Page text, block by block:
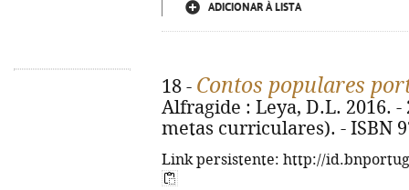
ADICIONAR À LISTA
18 - Contos populares
Alfragide : Leya, D.L. 2016.
metas curriculares). - ISBN
Link persistente: http://